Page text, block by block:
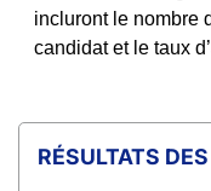
incluront le nombre
candidat et le taux